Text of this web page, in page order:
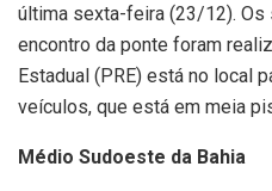
última sexta-feira (23/12).
encontro da ponte foram
Estadual (PRE) está no local
veículos, que está em meia
Médio Sudoeste da Bahia